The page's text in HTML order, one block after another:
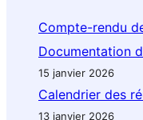
Compte-rendu
Documentation
15 janvier 2026
Calendrier des
13 janvier 2026